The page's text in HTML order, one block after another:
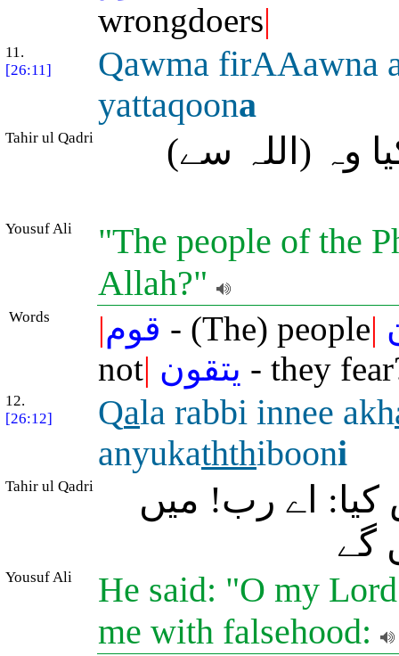
wrongdoers|
11.
[26:11]
Qawma firAAawna
yattaqoona
Tahir ul Qadri وہ (اللہ سے)
Yousuf Ali
"The people of the
Allah?"
Words |قوم - (The) people|
not| يتقون - they
12.
[26:12]
Qala rabbi innee akh
anyukaththibooni
Tahir ul Qadri
اے رب! میں
گے
Yousuf Ali
He said: "O my
me with falsehood: